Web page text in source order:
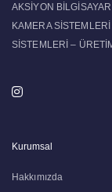
AKSİYON
KAMERA
SİSTEMLERİ –
Kurumsal
Hakkımızda